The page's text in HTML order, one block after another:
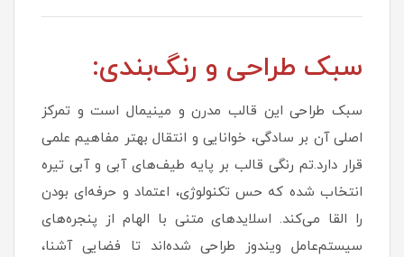
سبک طراحی و رنگ‌بندی:
سبک طراحی این قالب مدرن و مینیمال است و تمرکز
اصلی آن بر سادگی، خوانایی و انتقال بهتر مفاهیم علمی
قرار دارد.تم رنگی قالب بر پایه طیف‌های آبی و آبی تیره
انتخاب شده که حس تکنولوژی، اعتماد و حرفه‌ای بودن
را القا می‌کند. اسلایدهای متنی با الهام از پنجره‌های
سیستم‌عامل ویندوز طراحی شده‌اند تا فضایی آشنا،